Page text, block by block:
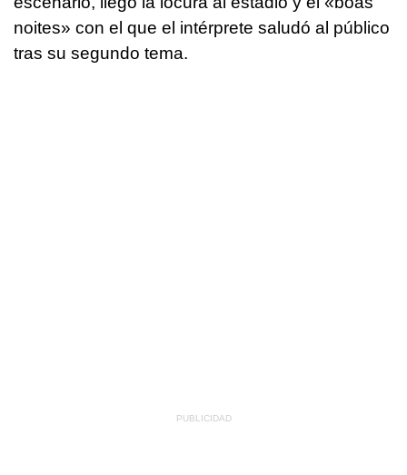
noites» con el que el intérprete saludó al público
tras su segundo tema.